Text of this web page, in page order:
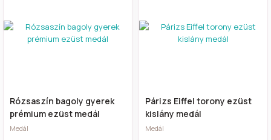
Rózsaszín bagoly gyerek
prémium ezüst medál
Medál
Párizs Eiffel torony ezüst
kislány medál
Medál